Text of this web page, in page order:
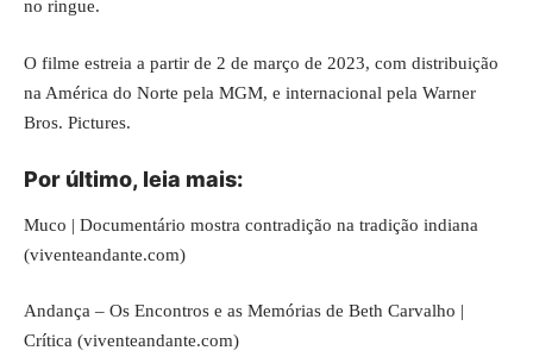
no ringue.
O filme estreia a partir de 2 de março de 2023, com distribuição
na América do Norte pela MGM, e internacional pela Warner
Bros. Pictures.
Por último, leia mais:
Muco | Documentário mostra contradição na tradição indiana
(viventeandante.com)
Andança – Os Encontros e as Memórias de Beth Carvalho |
Crítica (viventeandante.com)